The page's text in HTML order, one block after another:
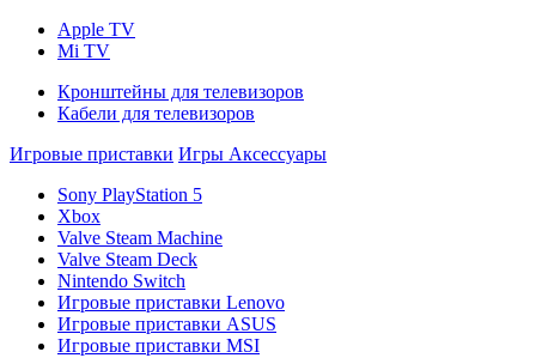
Apple TV
Mi TV
Кронштейны для телевизоров
Кабели для телевизоров
Игровые приставки Игры Аксессуары
Sony PlayStation 5
Xbox
Valve Steam Machine
Valve Steam Deck
Nintendo Switch
Игровые приставки Lenovo
Игровые приставки ASUS
Игровые приставки MSI